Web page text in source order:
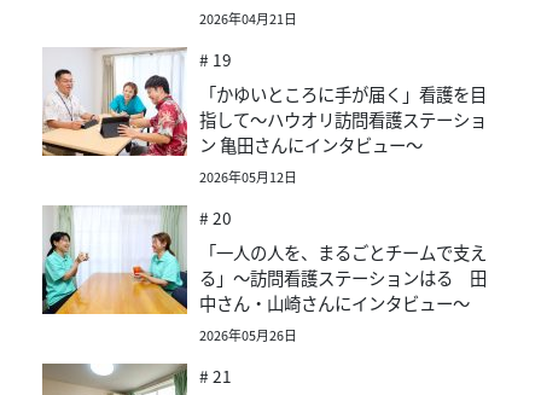
2026年04月21日
# 19
「かゆいところに手が届く」看護を目
指して～ハウオリ訪問看護ステーショ
ン 亀田さんにインタビュー～
2026年05月12日
# 20
「一人の人を、まるごとチームで支え
る」～訪問看護ステーションはる 田
中さん・山崎さんにインタビュー～
2026年05月26日
# 21